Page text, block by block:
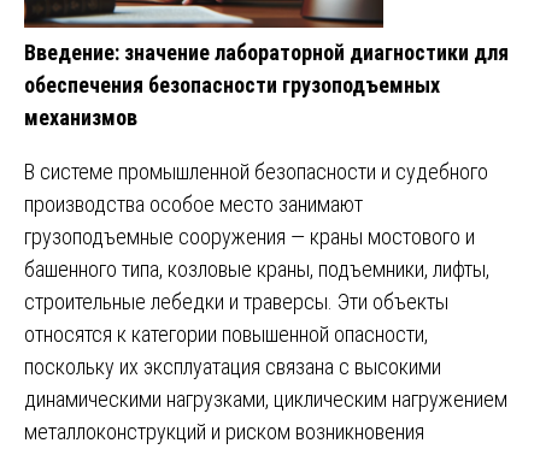
Введение: значение лабораторной диагностики для
обеспечения безопасности грузоподъемных
механизмов
В системе промышленной безопасности и судебного
производства особое место занимают
грузоподъемные сооружения — краны мостового и
башенного типа, козловые краны, подъемники, лифты,
строительные лебедки и траверсы. Эти объекты
относятся к категории повышенной опасности,
поскольку их эксплуатация связана с высокими
динамическими нагрузками, циклическим нагружением
металлоконструкций и риском возникновения